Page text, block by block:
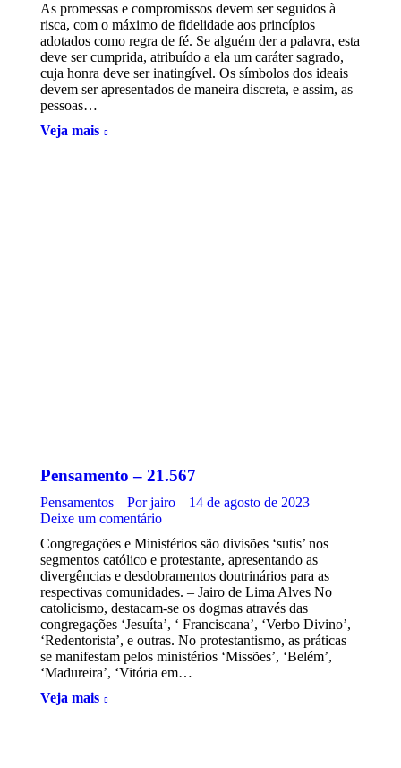
As promessas e compromissos devem ser seguidos à
risca, com o máximo de fidelidade aos princípios
adotados como regra de fé. Se alguém der a palavra, esta
deve ser cumprida, atribuído a ela um caráter sagrado,
cuja honra deve ser inatingível. Os símbolos dos ideais
devem ser apresentados de maneira discreta, e assim, as
pessoas…
Veja mais
Pensamento – 21.567
Pensamentos Porjairo
14 de agosto de 2023
Deixe um comentário
Congregações e Ministérios são divisões ‘sutis’ nos
segmentos católico e protestante, apresentando as
divergências e desdobramentos doutrinários para as
respectivas comunidades. – Jairo de Lima Alves No
catolicismo, destacam-se os dogmas através das
congregações ‘Jesuíta’, ‘ Franciscana’, ‘Verbo Divino’,
‘Redentorista’, e outras. No protestantismo, as práticas
se manifestam pelos ministérios ‘Missões’, ‘Belém’,
‘Madureira’, ‘Vitória em…
Veja mais